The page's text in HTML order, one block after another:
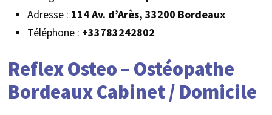
Adresse : 114 Av. d’Arès, 33200 Bordeaux
Téléphone : +33783242802
Reflex Osteo – Ostéopathe
Bordeaux Cabinet / Domicile